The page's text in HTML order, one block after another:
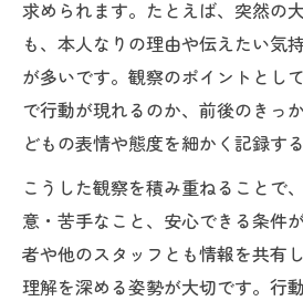
求められます。たとえば、突然の
も、本人なりの理由や伝えたい気
が多いです。観察のポイントとし
で行動が現れるのか、前後のきっ
どもの表情や態度を細かく記録す
こうした観察を積み重ねることで
意・苦手なこと、安心できる条件
者や他のスタッフとも情報を共有
理解を深める姿勢が大切です。行